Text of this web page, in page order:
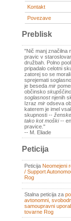
Kontakt
Povezave
Preblisk
"Nič manj značilna
pravic v
družbah. Polno
pripadalo celotni
zatorej so se
sprejemati
je beseda mir
občinsko skupščino
soglasnostnjenih
Izraz mir odseva
katerem je imel
skupnosti --
tako kot moški--
pravice."
-- M. Eliade
Peticija
Peticija Neomejeni
/ Support
Rog
Stalna peticija za
avtonomni,
samoupravni
tovarne Rog